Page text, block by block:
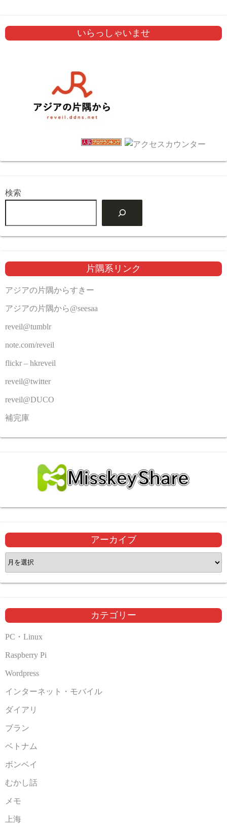
いらっしゃいませ
検索
片隅系リンク
アジアの片隅からすきー
アジアの片隅から@seesaa
reveil@tumblr
note.com/reveil
flickr – hkreveil
reveil@twitter
reveil@DUCO
補完庫
アーカイブ
ア
ー
カ
ブ
カテゴリー
PC・Linux
Raspberry Pi
Wordpress
インターネット・モバイル
ダイアリ
ブラン
ベトナム
ボンベイ
むかし話
メモ
上海